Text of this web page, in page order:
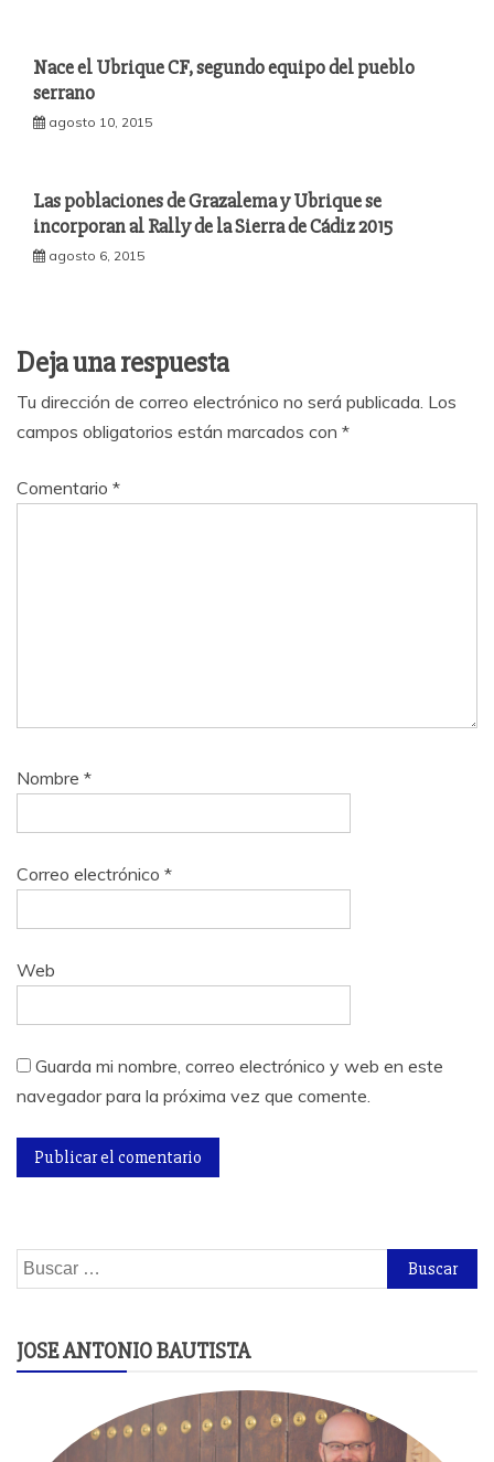
Nace el Ubrique CF, segundo equipo del pueblo
serrano
agosto 10, 2015
Las poblaciones de Grazalema y Ubrique se
incorporan al Rally de la Sierra de Cádiz 2015
agosto 6, 2015
Deja una respuesta
Tu dirección de correo electrónico no será publicada. Los
campos obligatorios están marcados con *
Comentario *
Nombre *
Correo electrónico *
Web
Guarda mi nombre, correo electrónico y web en este
navegador para la próxima vez que comente.
Buscar:
JOSE ANTONIO BAUTISTA